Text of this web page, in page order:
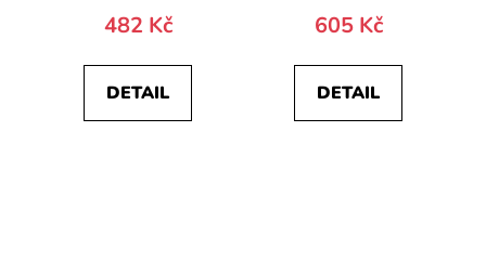
482 Kč
DETAIL
605 Kč
DETAIL